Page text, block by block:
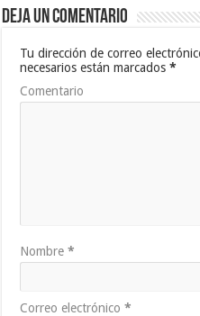
Deja un comentario
Tu dirección de correo
necesarios están marcados*
Comentario
Nombre*
Correo electrónico*